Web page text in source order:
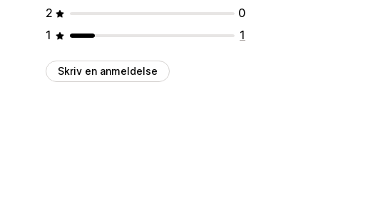
2
0
1
1
Skriv en anmeldelse